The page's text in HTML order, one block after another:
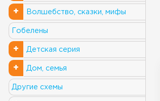
+ Волшебство, сказки, мифы
Гобелены
+ Детская серия
+ Дом, семья
Другие схемы